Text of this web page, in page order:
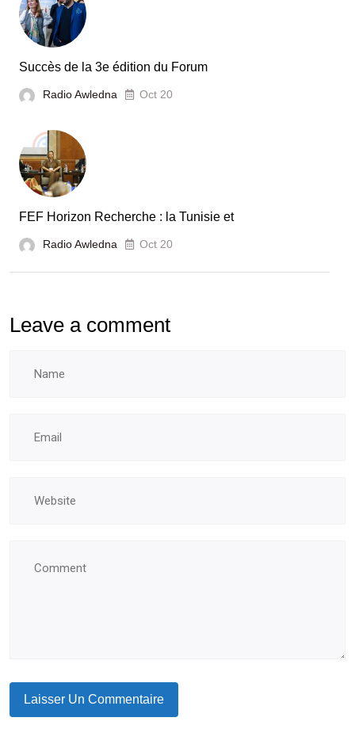
Tunisie
Succès de la 3e édition du Forum
Radio Awledna Oct 20
FEF Horizon Recherche : la Tunisie et
Radio Awledna Oct 20
Leave a comment